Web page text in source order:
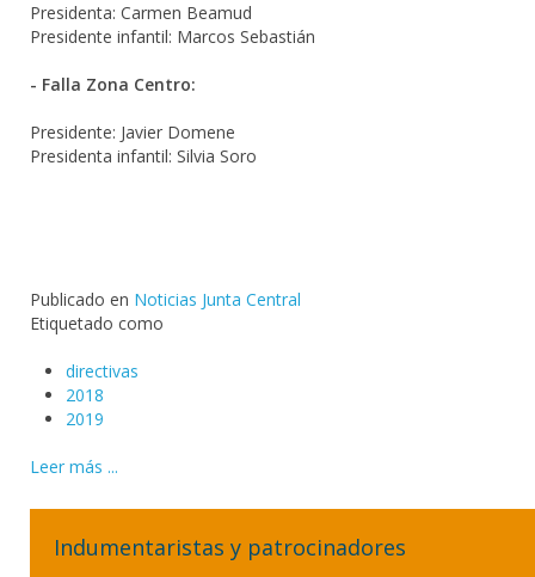
Presidenta: Carmen Beamud
Presidente infantil: Marcos Sebastián
- Falla Zona Centro:
Presidente: Javier Domene
Presidenta infantil: Silvia Soro
Publicado en Noticias Junta Central
Etiquetado como
directivas
2018
2019
Leer más ...
Indumentaristas y patrocinadores